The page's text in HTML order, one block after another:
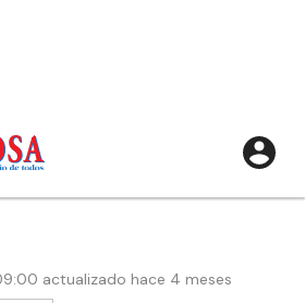
actualizado hace 4 meses